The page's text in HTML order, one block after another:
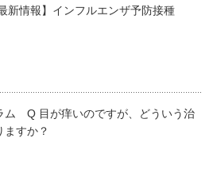
新情報】インフルエンザ予防接種
ム Q 目が痒いのですが、どういう治
ますか？